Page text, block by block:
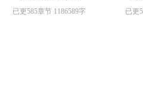
已更585章节 1186589字 已更